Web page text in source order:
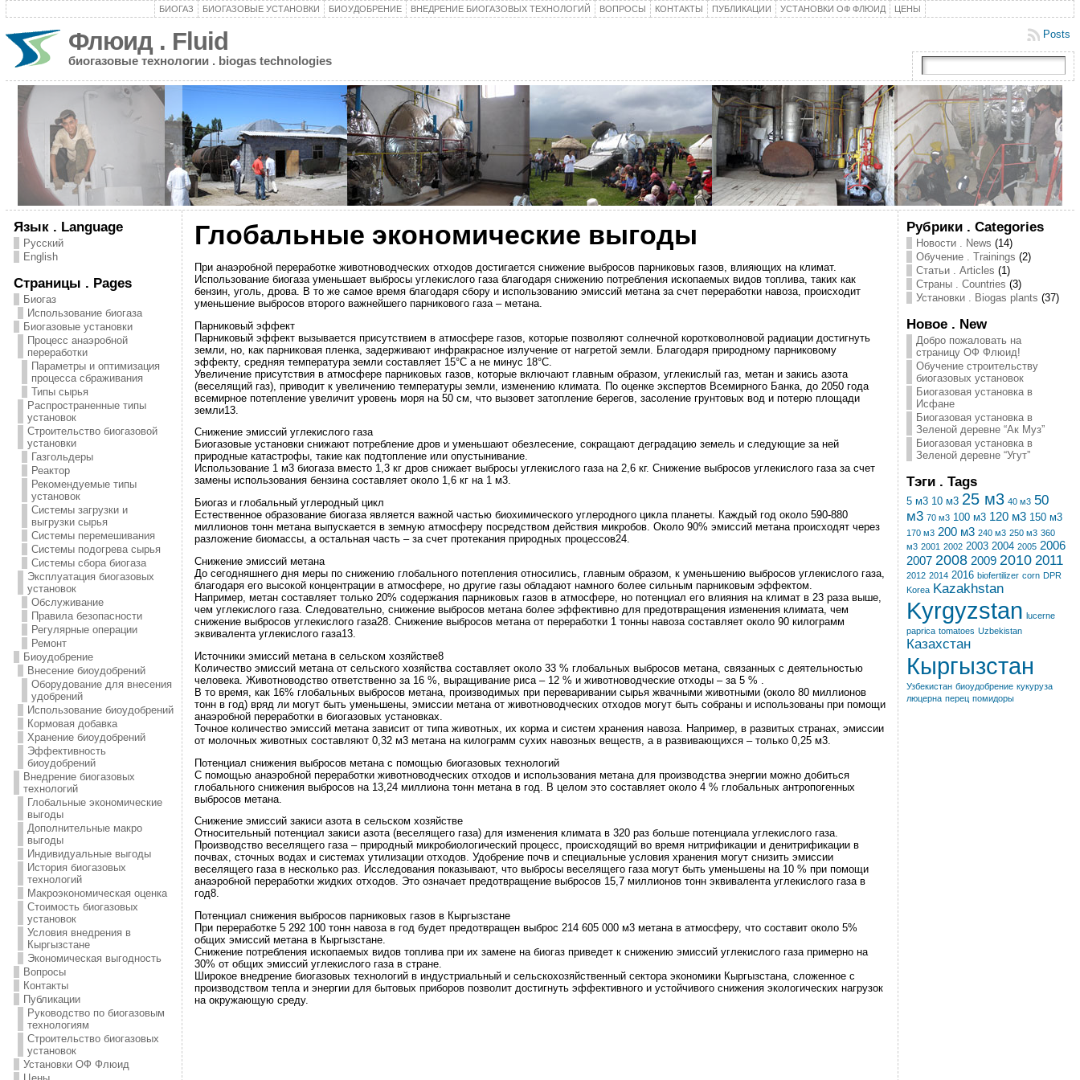
БИОГАЗ БИОГАЗОВЫЕ УСТАНОВКИ БИОУДОБРЕНИЕ ВНЕДРЕНИЕ БИОГАЗОВЫХ ТЕХНОЛОГИЙ ВОПРОСЫ КОНТАКТЫ ПУБЛИКАЦИИ УСТАНОВКИ ОФ ФЛЮИД ЦЕНЫ
Флюид . Fluid
биогазовые технологии . biogas technologies
Posts
Язык . Language
Русский
English
Страницы . Pages
Биогаз
Использование биогаза
Биогазовые установки
Процесс анаэробной
переработки
Параметры и оптимизация
процесса сбраживания
Типы сырья
Распространенные типы
установок
Строительство биогазовой
установки
Газгольдеры
Реактор
Рекомендуемые типы
установок
Системы загрузки и
выгрузки сырья
Системы перемешивания
Системы подогрева сырья
Системы сбора биогаза
Эксплуатация биогазовых
установок
Обслуживание
Правила безопасности
Регулярные операции
Ремонт
Биоудобрение
Внесение биоудобрений
Оборудование для внесения
удобрений
Использование биоудобрений
Кормовая добавка
Хранение биоудобрений
Эффективность
биоудобрений
Внедрение биогазовых
технологий
Глобальные экономические
выгоды
Дополнительные макро
выгоды
Индивидуальные выгоды
История биогазовых
технологий
Макроэкономическая оценка
Стоимость биогазовых
установок
Условия внедрения в
Кыргызстане
Экономическая выгодность
Вопросы
Контакты
Публикации
Руководство по биогазовым
технологиям
Строительство биогазовых
установок
Установки ОФ Флюид
Глобальные экономические выгоды
При анаэробной переработке животноводческих отходов достигается снижение выбросов парниковых газов, влияющих на климат.
Использование биогаза уменьшает выбросы углекислого газа благодаря снижению потребления ископаемых видов топлива, таких как
бензин, уголь, дрова. В то же самое время благодаря сбору и использованию эмиссий метана за счет переработки навоза, происходит
уменьшение выбросов второго важнейшего парникового газа – метана.
Парниковый эффект
Парниковый эффект вызывается присутствием в атмосфере газов, которые позволяют солнечной коротковолновой радиации достигнуть
земли, но, как парниковая пленка, задерживают инфракрасное излучение от нагретой земли. Благодаря природному парниковому
эффекту, средняя температура земли составляет 15°C а не минус 18°C.
Увеличение присутствия в атмосфере парниковых газов, которые включают главным образом, углекислый газ, метан и закись азота
(веселящий газ), приводит к увеличению температуры земли, изменению климата. По оценке экспертов Всемирного Банка, до 2050 года
всемирное потепление увеличит уровень моря на 50 см, что вызовет затопление берегов, засоление грунтовых вод и потерю площади
земли13.
Снижение эмиссий углекислого газа
Биогазовые установки снижают потребление дров и уменьшают обезлесение, сокращают деградацию земель и следующие за ней
природные катастрофы, такие как подтопление или опустынивание.
Использование 1 м3 биогаза вместо 1,3 кг дров снижает выбросы углекислого газа на 2,6 кг. Снижение выбросов углекислого газа за счет
замены использования бензина составляет около 1,6 кг на 1 м3.
Биогаз и глобальный углеродный цикл
Естественное образование биогаза является важной частью биохимического углеродного цикла планеты. Каждый год около 590-880
миллионов тонн метана выпускается в земную атмосферу посредством действия микробов. Около 90% эмиссий метана происходят через
разложение биомассы, а остальная часть – за счет протекания природных процессов24.
Снижение эмиссий метана
До сегодняшнего дня меры по снижению глобального потепления относились, главным образом, к уменьшению выбросов углекислого газа,
благодаря его высокой концентрации в атмосфере, но другие газы обладают намного более сильным парниковым эффектом.
Например, метан составляет только 20% содержания парниковых газов в атмосфере, но потенциал его влияния на климат в 23 раза выше,
чем углекислого газа. Следовательно, снижение выбросов метана более эффективно для предотвращения изменения климата, чем
снижение выбросов углекислого газа28. Снижение выбросов метана от переработки 1 тонны навоза составляет около 90 килограмм
эквивалента углекислого газа13.
Источники эмиссий метана в сельском хозяйстве8
Количество эмиссий метана от сельского хозяйства составляет около 33 % глобальных выбросов метана, связанных с деятельностью
человека. Животноводство ответственно за 16 %, выращивание риса – 12 % и животноводческие отходы – за 5 % .
В то время, как 16% глобальных выбросов метана, производимых при переваривании сырья жвачными животными (около 80 миллионов
тонн в год) вряд ли могут быть уменьшены, эмиссии метана от животноводческих отходов могут быть собраны и использованы при помощи
анаэробной переработки в биогазовых установках.
Точное количество эмиссий метана зависит от типа животных, их корма и систем хранения навоза. Например, в развитых странах, эмиссии
от молочных животных составляют 0,32 м3 метана на килограмм сухих навозных веществ, а в развивающихся – только 0,25 м3.
Потенциал снижения выбросов метана с помощью биогазовых технологий
С помощью анаэробной переработки животноводческих отходов и использования метана для производства энергии можно добиться
глобального снижения выбросов на 13,24 миллиона тонн метана в год. В целом это составляет около 4 % глобальных антропогенных
выбросов метана.
Снижение эмиссий закиси азота в сельском хозяйстве
Относительный потенциал закиси азота (веселящего газа) для изменения климата в 320 раз больше потенциала углекислого газа.
Производство веселящего газа – природный микробиологический процесс, происходящий во время нитрификации и денитрификации в
почвах, сточных водах и системах утилизации отходов. Удобрение почв и специальные условия хранения могут снизить эмиссии
веселящего газа в несколько раз. Исследования показывают, что выбросы веселящего газа могут быть уменьшены на 10 % при помощи
анаэробной переработки жидких отходов. Это означает предотвращение выбросов 15,7 миллионов тонн эквивалента углекислого газа в
год8.
Потенциал снижения выбросов парниковых газов в Кыргызстане
При переработке 5 292 100 тонн навоза в год будет предотвращен выброс 214 605 000 м3 метана в атмосферу, что составит около 5%
общих эмиссий метана в Кыргызстане.
Снижение потребления ископаемых видов топлива при их замене на биогаз приведет к снижению эмиссий углекислого газа примерно на
30% от общих эмиссий углекислого газа в стране.
Широкое внедрение биогазовых технологий в индустриальный и сельскохозяйственный сектора экономики Кыргызстана, сложенное с
производством тепла и энергии для бытовых приборов позволит достигнуть эффективного и устойчивого снижения экологических нагрузок
на окружающую среду.
Рубрики . Categories
Новости . News (14)
Обучение . Trainings (2)
Статьи . Articles (1)
Страны . Countries (3)
Установки . Biogas plants (37)
Новое . New
Добро пожаловать на
страницу ОФ Флюид!
Обучение строительству
биогазовых установок
Биогазовая установка в
Исфане
Биогазовая установка в
Зеленой деревне “Ак Муз”
Биогазовая установка в
Зеленой деревне “Угут”
Тэги . Tags
5 м3 10 м3 25 м3 40 м3 50
м3 70 м3 100 м3 120 м3 150 м3
170 м3 200 м3 240 м3 250 м3 360
м3 2001 2002 2003 2004 2005 2006
2007 2008 2009 2010 2011
2012 2014 2016 biofertilizer corn DPR
Korea Kazakhstan
Kyrgyzstan lucerne
paprica tomatoes Uzbekistan
Казахстан
Кыргызстан
Узбекистан биоудобрение кукуруза
люцерна перец помидоры